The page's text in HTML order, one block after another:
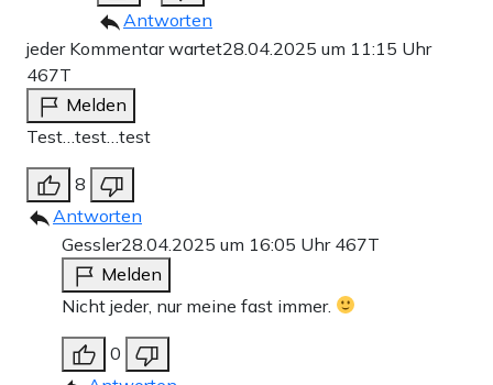
Antworten
jeder Kommentar wartet28.04.2025 um 11:15 Uhr
467T
Melden
Test…test…test
8
Antworten
Gessler28.04.2025 um 16:05 Uhr 467T
Melden
Nicht jeder, nur meine fast immer.
0